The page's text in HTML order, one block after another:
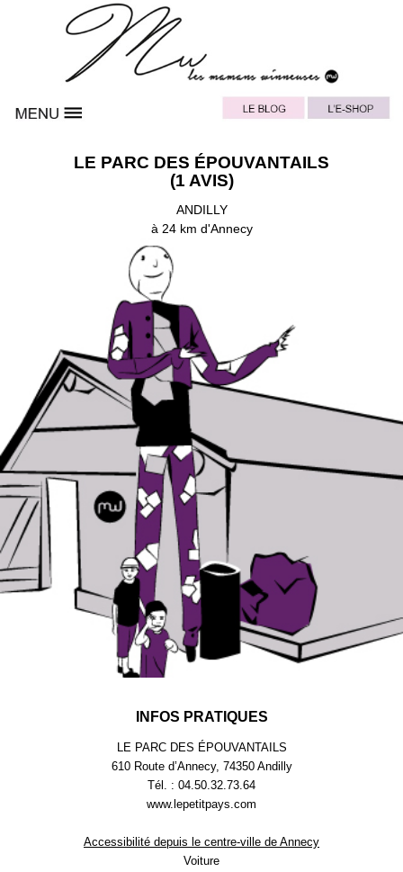
LE PARC DES ÉPOUVANTAILS
(1 AVIS)
ANDILLY
à 24 km d'Annecy
INFOS PRATIQUES
LE PARC DES ÉPOUVANTAILS
610 Route d’Annecy, 74350 Andilly
Tél. : 04.50.32.73.64
www.lepetitpays.com
Accessibilité depuis le centre-ville de Annecy
Voiture